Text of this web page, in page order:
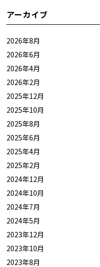
アーカイブ
2026年8月
2026年6月
2026年4月
2026年2月
2025年12月
2025年10月
2025年8月
2025年6月
2025年4月
2025年2月
2024年12月
2024年10月
2024年7月
2024年5月
2023年12月
2023年10月
2023年8月